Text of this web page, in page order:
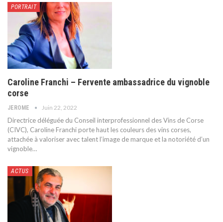
PORTRAIT
Caroline Franchi – Fervente ambassadrice du vignoble
corse
JEROME Juin 22, 2022
Directrice déléguée du Conseil interprofessionnel des Vins de Corse
(CIVC), Caroline Franchi porte haut les couleurs des vins corses,
attachée à valoriser avec talent l’image de marque et la notoriété d’un
vignoble…
ACTUS